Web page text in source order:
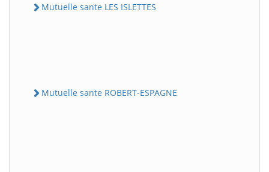
Mutuelle sante LES ISLETTES
Mutuelle sante ROBERT-ESPAGNE